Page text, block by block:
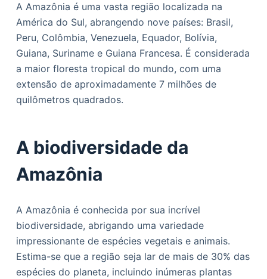
n
e
ú
d
o
A Amazônia é uma vasta região localizada na
América do Sul, abrangendo nove países: Brasil,
Peru, Colômbia, Venezuela, Equador, Bolívia,
Guiana, Suriname e Guiana Francesa. É considerada
a maior floresta tropical do mundo, com uma
extensão de aproximadamente 7 milhões de
quilômetros quadrados.
A biodiversidade da
Amazônia
A Amazônia é conhecida por sua incrível
biodiversidade, abrigando uma variedade
impressionante de espécies vegetais e animais.
Estima-se que a região seja lar de mais de 30% das
espécies do planeta, incluindo inúmeras plantas